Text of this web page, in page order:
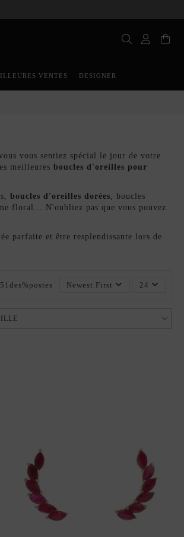
VENTES DESIGNER
vous sentiez spécial le jour de votre
meilleures boucles d'oreilles pour
boucles d'oreilles dorées , boucles
floral... N'oubliez pas que vous pouvez
parfaite et être resplendissante lors de
Newest First 24